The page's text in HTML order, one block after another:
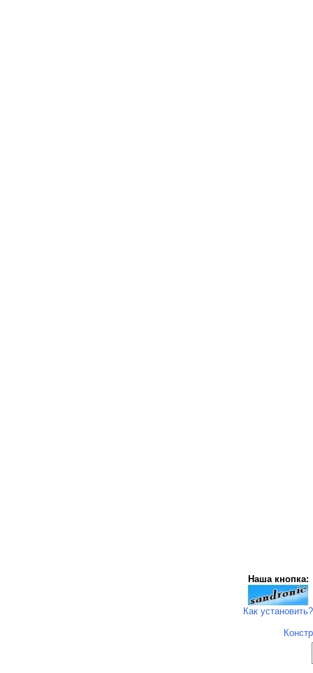
Наша кнопка:
Как установить?